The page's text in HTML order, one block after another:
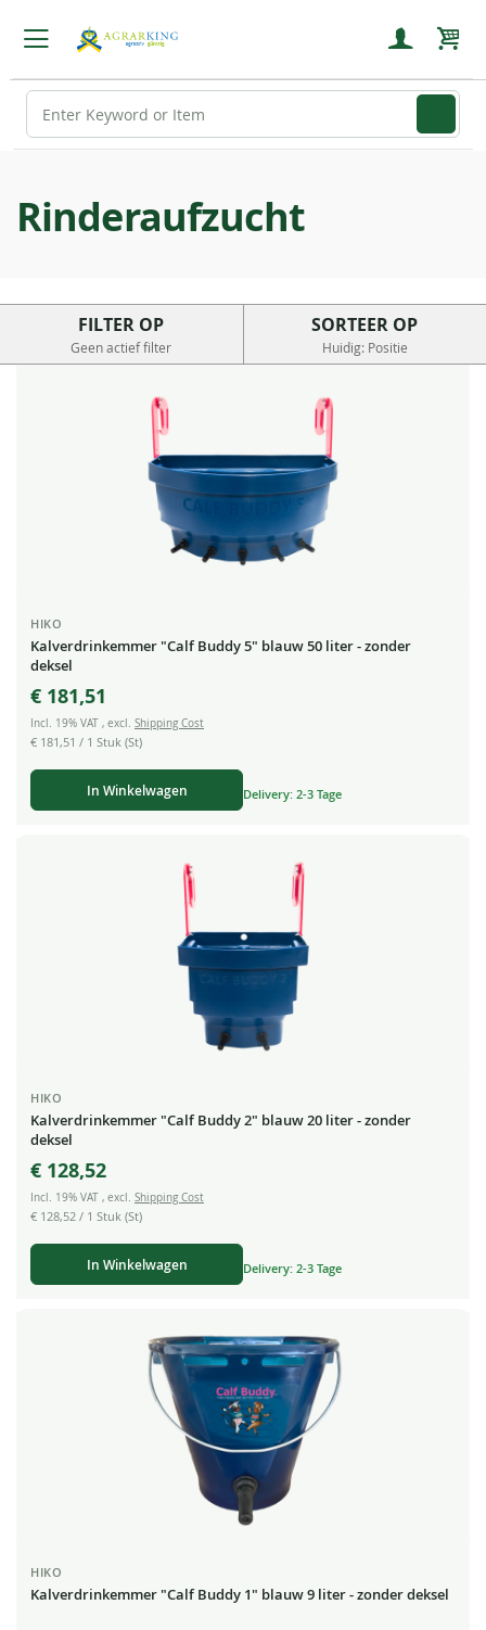
Rinderaufzucht
FILTER OP
Geen actief filter
SORTEER OP
Huidig: Positie
HIKO
Kalverdrinkemmer "Calf Buddy 5" blauw 50 liter - zonder
deksel
€ 181,51
Incl. 19% VAT , excl. Shipping Cost
€ 181,51 / 1 Stuk (St)
In Winkelwagen Delivery: 2-3 Tage
HIKO
Kalverdrinkemmer "Calf Buddy 2" blauw 20 liter - zonder
deksel
€ 128,52
Incl. 19% VAT , excl. Shipping Cost
€ 128,52 / 1 Stuk (St)
In Winkelwagen Delivery: 2-3 Tage
HIKO
Kalverdrinkemmer "Calf Buddy 1" blauw 9 liter - zonder deksel